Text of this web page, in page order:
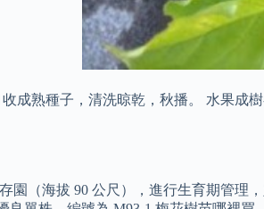
成熟種子，清洗晾乾，秋播。 水果成
園（海拔 90 公尺），進行生育期管